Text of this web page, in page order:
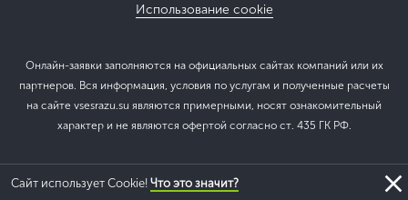
Использование cookie
Онлайн-заявки заполняются на официальных сайтах компаний или их
партнеров. Вся информация, условия по услугам и полученные расчеты
на сайте vsesrazu.su являются примерными, носят ознакомительный
характер и не являются офертой согласно ст. 435 ГК РФ.
Сайт использует Cookie! Что это значит?